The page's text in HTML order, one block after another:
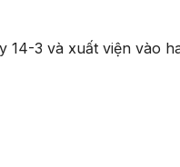
14-3 và xuất viện vào